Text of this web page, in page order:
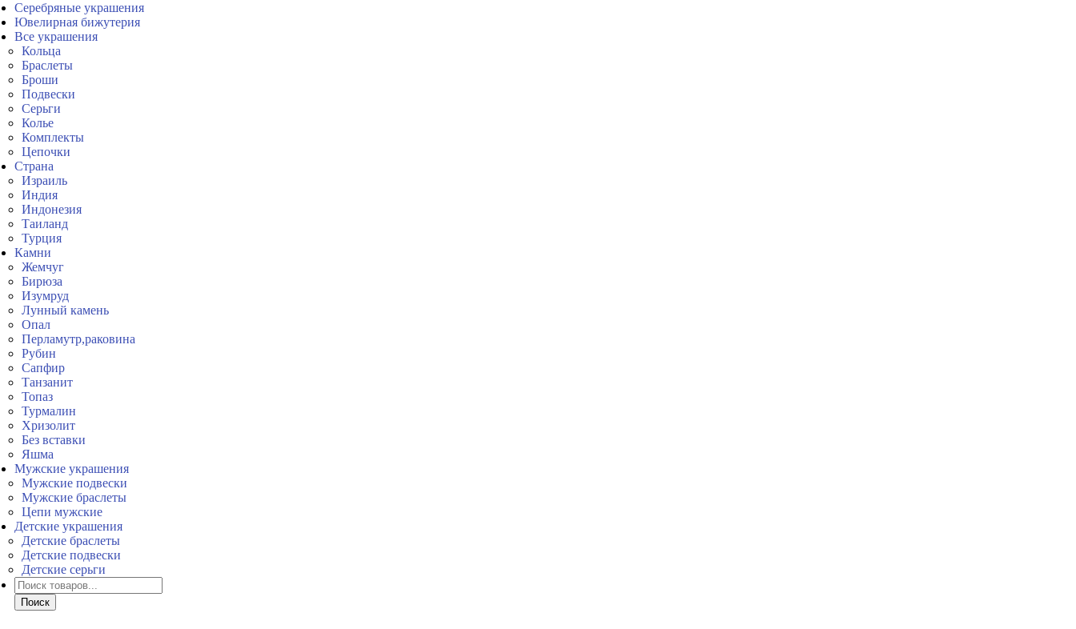
Серебряные украшения
Ювелирная бижутерия
Все украшения
Кольца
Браслеты
Броши
Подвески
Серьги
Колье
Комплекты
Цепочки
Страна
Израиль
Индия
Индонезия
Таиланд
Турция
Камни
Жемчуг
Бирюза
Изумруд
Лунный камень
Опал
Перламутр,раковина
Рубин
Сапфир
Танзанит
Топаз
Турмалин
Хризолит
Без вставки
Яшма
Мужские украшения
Мужские подвески
Мужские браслеты
Цепи мужские
Детские украшения
Детские браслеты
Детские подвески
Детские серьги
Поиск
товаров
Поиск